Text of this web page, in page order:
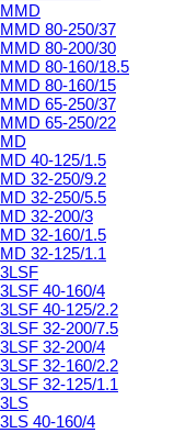
MMD
MMD 80-250/37
MMD 80-200/30
MMD 80-160/18.5
MMD 80-160/15
MMD 65-250/37
MMD 65-250/22
MD
MD 40-125/1.5
MD 32-250/9.2
MD 32-250/5.5
MD 32-200/3
MD 32-160/1.5
MD 32-125/1.1
3LSF
3LSF 40-160/4
3LSF 40-125/2.2
3LSF 32-200/7.5
3LSF 32-200/4
3LSF 32-160/2.2
3LSF 32-125/1.1
3LS
3LS 40-160/4